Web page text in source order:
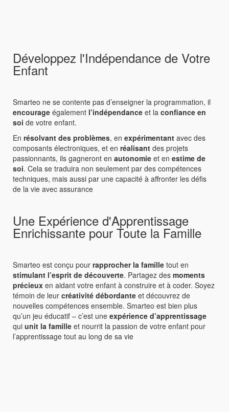
Développez l'Indépendance de Votre
Enfant
Smarteo ne se contente pas d’enseigner la programmation, il
encourage également l’indépendance et la confiance en
soi de votre enfant.
En résolvant des problèmes, en expérimentant avec des
composants électroniques, et en réalisant des projets
passionnants, ils gagneront en autonomie et en estime de
soi. Cela se traduira non seulement par des compétences
techniques, mais aussi par une capacité à affronter les défis
de la vie avec assurance
Une Expérience d'Apprentissage
Enrichissante pour Toute la Famille
Smarteo est conçu pour rapprocher la famille tout en
stimulant l’esprit de découverte. Partagez des moments
précieux en aidant votre enfant à construire et à coder. Soyez
témoin de leur créativité débordante et découvrez de
nouvelles compétences ensemble. Smarteo est bien plus
qu’un jeu éducatif – c’est une expérience d’apprentissage
qui unit la famille et nourrit la passion de votre enfant pour
l’apprentissage tout au long de sa vie